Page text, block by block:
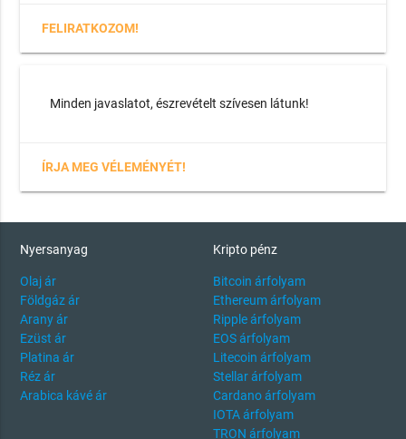
FELIRATKOZOM!
Minden javaslatot, észrevételt szívesen látunk!
ÍRJA MEG VÉLEMÉNYÉT!
Nyersanyag
Olaj ár
Földgáz ár
Arany ár
Ezüst ár
Platina ár
Réz ár
Arabica kávé ár
Kripto pénz
Bitcoin árfolyam
Ethereum árfolyam
Ripple árfolyam
EOS árfolyam
Litecoin árfolyam
Stellar árfolyam
Cardano árfolyam
IOTA árfolyam
TRON árfolyam